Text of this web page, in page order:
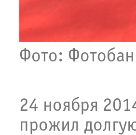
Фото:
24 ноября
прожил